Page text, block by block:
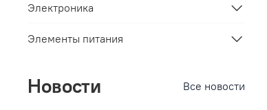
Электроника
Элементы питания
Новости Все новости